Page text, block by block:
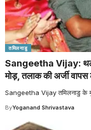
तमिलनाडु
Sangeetha Vijay:
मोड़, तलाक की अर्जी
Sangeetha Vijay तमिलनाडु के
ByYoganand Shrivastava